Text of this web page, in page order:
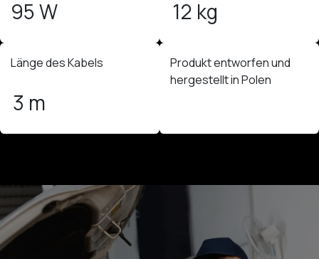
95 W 12 kg
Länge des Kabels
3 m
Produkt entworfen und
hergestellt in Polen